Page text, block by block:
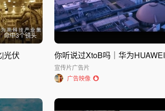
命中3个镜头
光伏 你听说过XtoB吗｜华为HUAWEI
宣传片广告片
广告映像